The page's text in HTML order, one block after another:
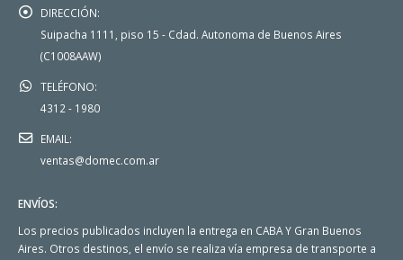
DIRECCIÓN:
Suipacha 1111, piso 15 - Cdad. Autonoma de Buenos Aires
(C1008AAW)
TELÉFONO:
4312 - 1980
EMAIL:
ventas@domec.com.ar
ENVÍOS:
Los precios publicados incluyen la entrega en CABA Y Gran Buenos
Aires. Otros destinos, el envío se realiza vía empresa de transporte a